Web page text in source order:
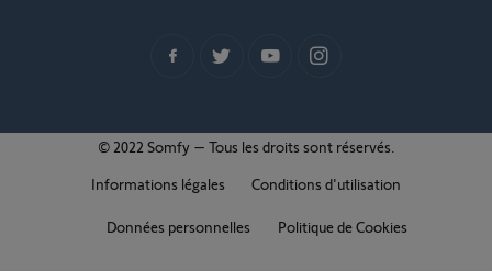
© 2022 Somfy – Tous les droits sont réservés.
Informations légales
Conditions d'utilisation
Données personnelles Politique de Cookies